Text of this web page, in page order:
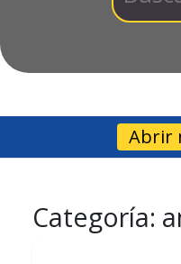
Abrir
Categoría: